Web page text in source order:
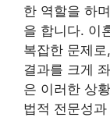
한 역할을 하
을 합니다. 이
복잡한 문제
결과를 크게
은 이러한 상
법적 전문성